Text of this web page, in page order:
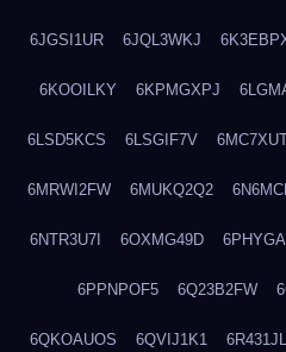
6JGSI1UR 6JQL3WKJ
6KOOILKY 6KPMGXPJ
6LSD5KCS 6LSGIF7V
6MRWI2FW 6MUKQ2Q2
6NTR3U7I 6OXMG49D
6PPNPOF5 6Q23B2FW
6QKOAUOS 6QVIJ1K1